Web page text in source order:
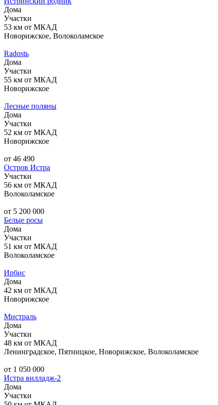
Дома
Участки
53 км от МКАД
Новорижское, Волоколамское
Radostь
Дома
Участки
55 км от МКАД
Новорижское
Лесные поляны
Дома
Участки
52 км от МКАД
Новорижское
от 46 490
Остров Истра
Участки
56 км от МКАД
Волоколамское
от 5 200 000
Белые росы
Дома
Участки
51 км от МКАД
Волоколамское
Ирбис
Дома
42 км от МКАД
Новорижское
Мистраль
Дома
Участки
48 км от МКАД
Ленинградское, Пятницкое, Новорижское, Волоколамское
от 1 050 000
Истра вилладж-2
Дома
Участки